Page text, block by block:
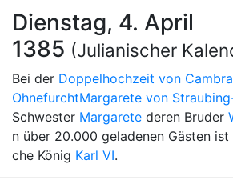
Dienstag, 4. April
1385 (Julianischer
Bei der Doppelhochzeit von
OhnefurchtMargarete von
Schwester Margarete deren Bruder
n über 20.000 geladenen Gästen
che König Karl VI.